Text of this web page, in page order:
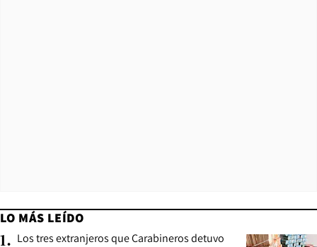
LO MÁS LEÍDO
1. Los tres extranjeros que Carabineros detuvo